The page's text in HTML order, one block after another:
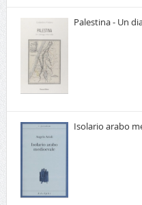
Palestina - Un
Isolario arabo